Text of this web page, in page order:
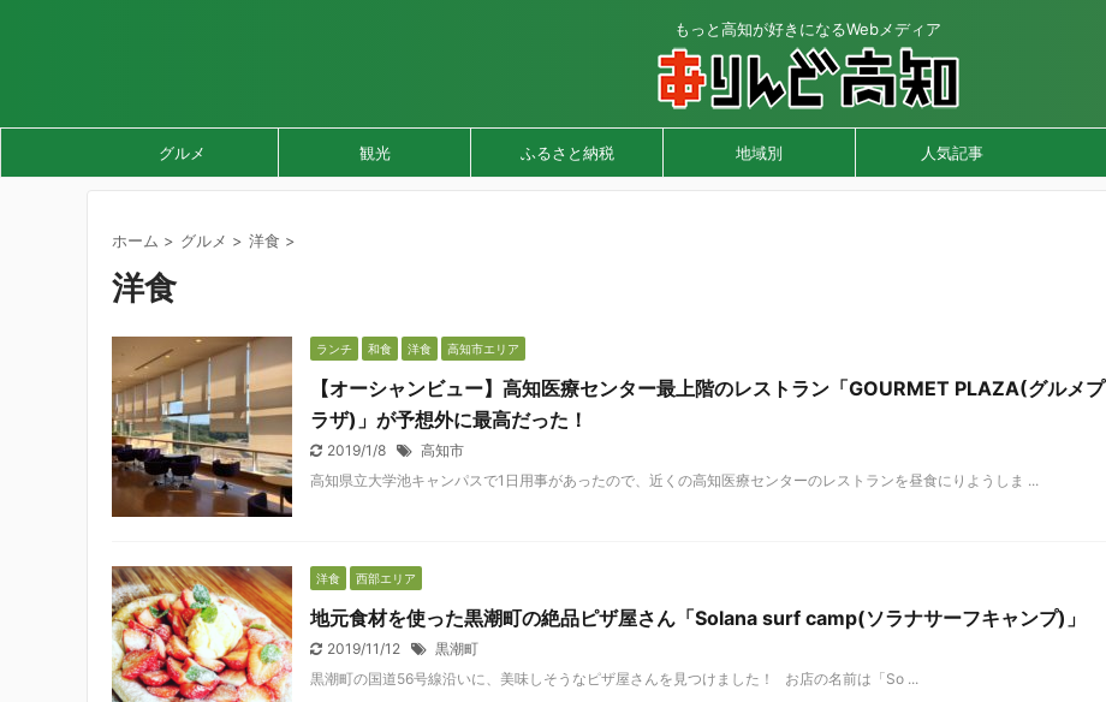
もっと高知が好きになるWebメディア
グルメ 観光 ふるさと納税 地域別 人気記事
ホーム > グルメ > 洋食 >
洋食
ランチ 和食 洋食 高知市エリア
【オーシャンビュー】高知医療センター最上階のレストラン「GOURMET PLAZA(グルメプ
ラザ)」が予想外に最高だった！
2019/1/8
高知市
高知県立大学池キャンパスで1日用事があったので、近くの高知医療センターのレストランを昼食にりようしま ...
洋食 西部エリア
地元食材を使った黒潮町の絶品ピザ屋さん「Solana surf camp(ソラナサーフキャンプ)」
2019/11/12
黒潮町
黒潮町の国道56号線沿いに、美味しそうなピザ屋さんを見つけました！ お店の名前は「So ...